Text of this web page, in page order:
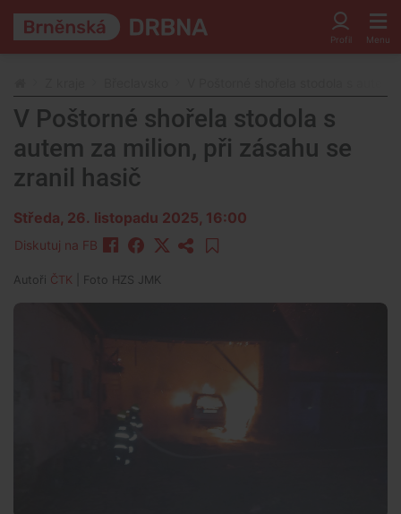
V Poštorné shořela stodola s
autem za milion, při zásahu se
zranil hasič
Středa, 26. listopadu 2025, 16:00
Diskutuj na FB
Autoři ČTK | Foto HZS JMK